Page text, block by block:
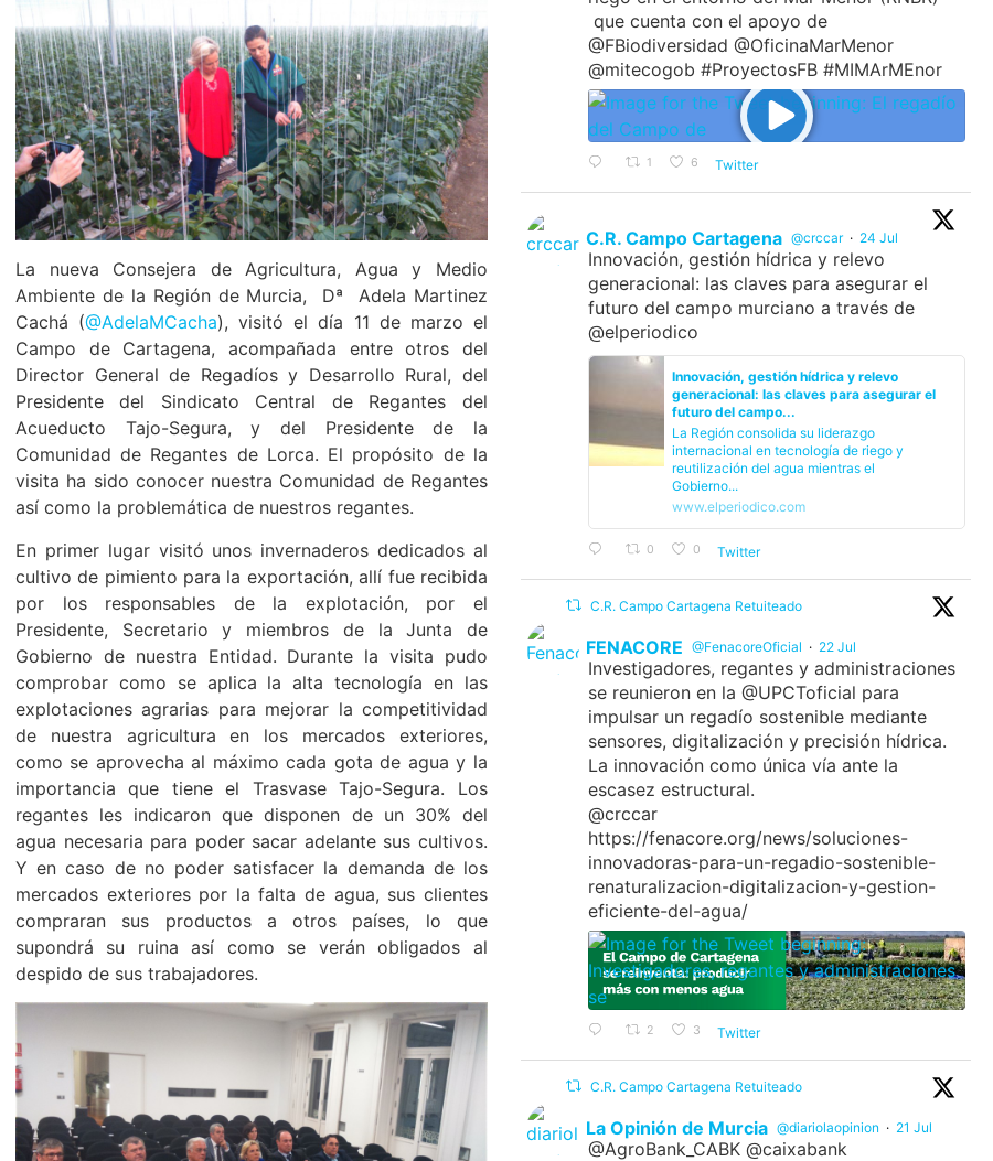
La nueva Consejera de Agricultura, Agua y Medio
Ambiente de la Región de Murcia, Dª Adela Martinez
Cachá (@AdelaMCacha), visitó el día 11 de marzo el
Campo de Cartagena, acompañada entre otros del
Director General de Regadíos y Desarrollo Rural, del
Presidente del Sindicato Central de Regantes del
Acueducto Tajo-Segura, y del Presidente de la
Comunidad de Regantes de Lorca. El propósito de la
visita ha sido conocer nuestra Comunidad de Regantes
así como la problemática de nuestros regantes.
En primer lugar visitó unos invernaderos dedicados al
cultivo de pimiento para la exportación, allí fue recibida
por los responsables de la explotación, por el
Presidente, Secretario y miembros de la Junta de
Gobierno de nuestra Entidad. Durante la visita pudo
comprobar como se aplica la alta tecnología en las
explotaciones agrarias para mejorar la competitividad
de nuestra agricultura en los mercados exteriores,
como se aprovecha al máximo cada gota de agua y la
importancia que tiene el Trasvase Tajo-Segura. Los
regantes les indicaron que disponen de un 30% del
agua necesaria para poder sacar adelante sus cultivos.
Y en caso de no poder satisfacer la demanda de los
mercados exteriores por la falta de agua, sus clientes
compraran sus productos a otros países, lo que
supondrá su ruina así como se verán obligados al
despido de sus trabajadores.
que cuenta con el apoyo de
@FBiodiversidad @OficinaMarMenor
@mitecogob #ProyectosFB #MIMArMEnor
1 6 Twitter
C.R. Campo Cartagena @crccar · 24 Jul
Innovación, gestión hídrica y relevo
generacional: las claves para asegurar el
futuro del campo murciano a través de
@elperiodico
Innovación, gestión hídrica y relevo
generacional: las claves para asegurar el
futuro del campo...
La Región consolida su liderazgo
internacional en tecnología de riego y
reutilización del agua mientras el
Gobierno...
www.elperiodico.com
0 0 Twitter
C.R. Campo Cartagena Retuiteado
FENACORE @FenacoreOficial · 22 Jul
Investigadores, regantes y administraciones
se reunieron en la @UPCToficial para
impulsar un regadío sostenible mediante
sensores, digitalización y precisión hídrica.
La innovación como única vía ante la
escasez estructural.
@crccar
https://fenacore.org/news/soluciones-
innovadoras-para-un-regadio-sostenible-
renaturalizacion-digitalizacion-y-gestion-
eficiente-del-agua/
2 3 Twitter
C.R. Campo Cartagena Retuiteado
La Opinión de Murcia @diariolaopinion · 21 Jul
@AgroBank_CABK @caixabank